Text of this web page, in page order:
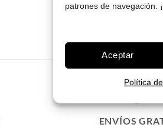
patrones de navegación.
Aceptar
Política
ENVÍOS